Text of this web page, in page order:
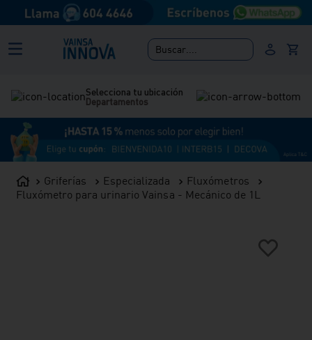
Buscar....
Selecciona tu ubicación
Departamentos
Griferías Especializada
Fluxómetros
Fluxómetro para urinario Vainsa - Mecánico de 1L